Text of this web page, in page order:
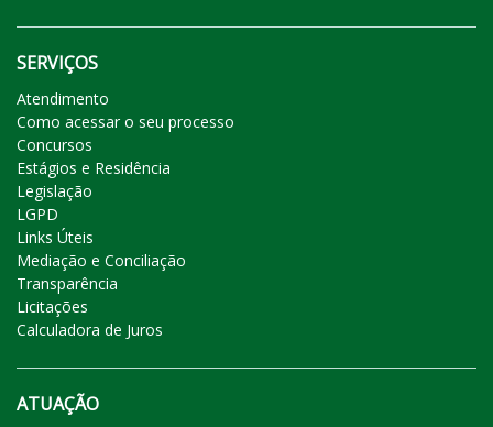
SERVIÇOS
Atendimento
Como acessar o seu processo
Concursos
Estágios e Residência
Legislação
LGPD
Links Úteis
Mediação e Conciliação
Transparência
Licitações
Calculadora de Juros
ATUAÇÃO